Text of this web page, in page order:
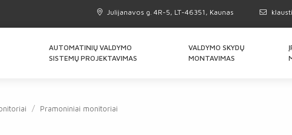
Julijanavos g. 4R-5, LT-46351, Kaunas
AUTOMATINIŲ VALDYMO
SISTEMŲ PROJEKTAVIMAS
VALDYMO SKYDŲ
MONTAVIMAS
Pramoniniai monitoriai